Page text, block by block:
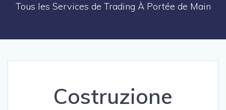
Tous les Services de Trading À Portée de Main
Costruzione